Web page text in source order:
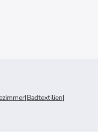
|Badtextilien|